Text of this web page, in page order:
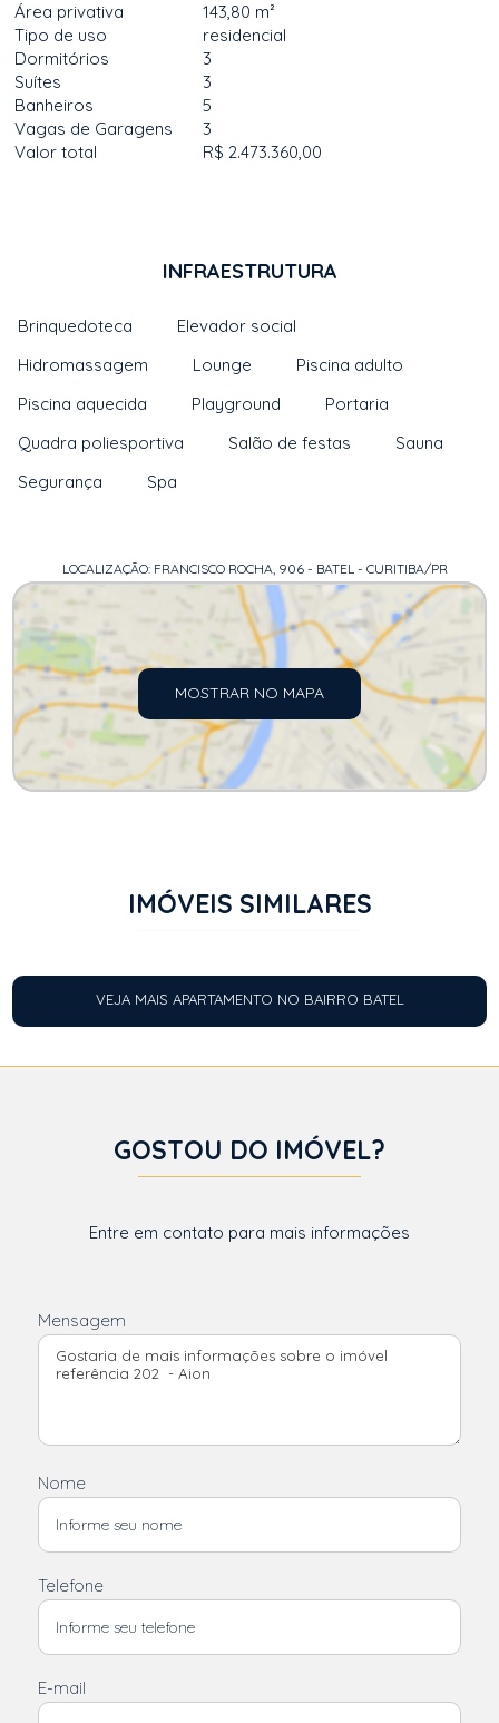
Área privativa
143,80 m²
Tipo de uso
residencial
Dormitórios
3
Suítes
3
Banheiros
5
Vagas de Garagens
3
Valor total
R$ 2.473.360,00
INFRAESTRUTURA
Brinquedoteca
Elevador social
Hidromassagem
Lounge
Piscina adulto
Piscina aquecida
Playground
Portaria
Quadra poliesportiva
Salão de festas
Sauna
Segurança
Spa
LOCALIZAÇÃO: FRANCISCO ROCHA, 906 - BATEL - CURITIBA/PR
MOSTRAR NO MAPA
IMÓVEIS SIMILARES
VEJA MAIS APARTAMENTO NO BAIRRO BATEL
GOSTOU DO IMÓVEL?
Entre em contato para mais informações
Mensagem
Nome
Telefone
E-mail